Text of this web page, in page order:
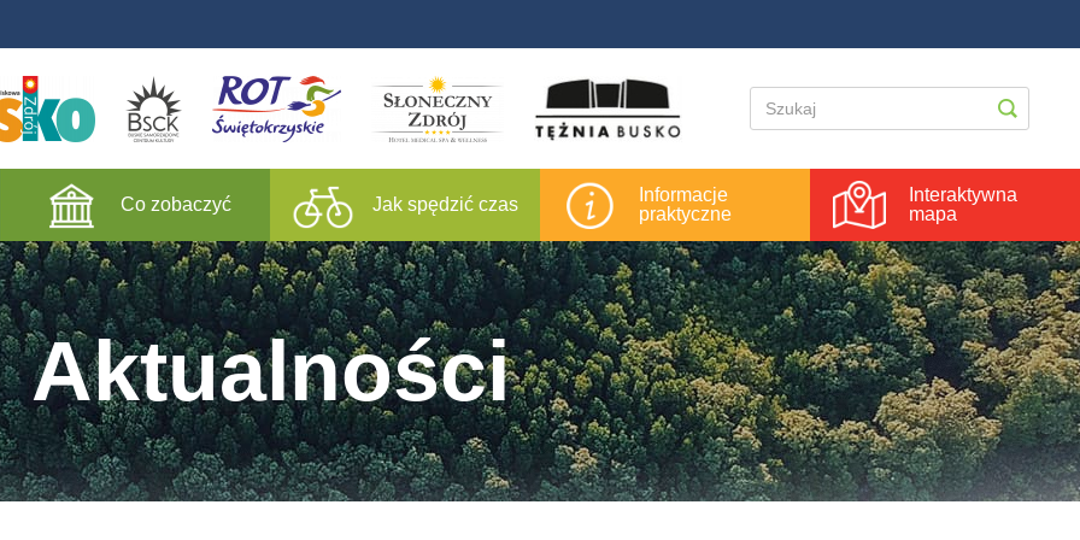
Co zobaczyć Jak spędzić czas
Informacje
praktyczne
Interaktywna
mapa
Aktualności